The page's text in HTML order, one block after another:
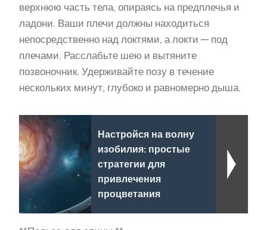
верхнюю часть тела, опираясь на предплечья и
ладони. Ваши плечи должны находиться
непосредственно над локтями, а локти — под
плечами. Расслабьте шею и вытяните
позвоночник. Удерживайте позу в течение
нескольких минут, глубоко и равномерно дыша.
Настройся на волну
изобилия: простые
стратегии для
привлечения
процветания